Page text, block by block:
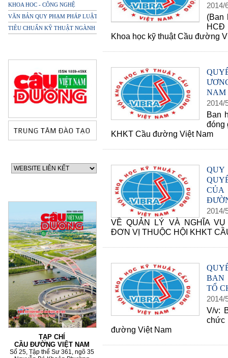
KHOA HOC - CÔNG NGHỆ
VĂN BẢN QUY PHẠM PHÁP LUẬT
TIÊU CHUẨN KỸ THUẬT NGÀNH
TẠP CHÍ
CẦU ĐƯỜNG VIỆT NAM
Số 25, Tập thể Sư 361, ngõ 35
2014/
(Ban
HCĐ
Khoa học kỹ thuật Cầu đường
NAM
2014/
Ban
đóng
KHKT Cầu đường Việt Nam
2014/
VỀ QUẢN LÝ VÀ NGHĨA
ĐƠN VỊ THUỘC HỘI KHKT
BAN
TỔ
2014/
V/v:
đường Việt Nam
60 NĂM ĐIỆN BIÊN PHỦ
2015)